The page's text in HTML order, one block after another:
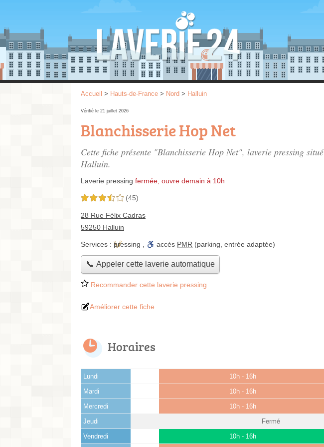
Accueil > Hauts-de-France > Nord > Halluin
Vérifié le 21 juillet 2026
Blanchisserie Hop Net
Cette fiche présente "Blanchisserie Hop Net", laverie pressing situé
Halluin.
Laverie pressing fermée, ouvre demain à 10h
3,5 étoiles sur 5 (45)
28 Rue Félix Cadras
59250 Halluin
Services : pressing accès PMR (parking, entrée adaptée)
📞 Appeler cette laverie automatique
Recommander cette laverie pressing
Améliorer cette fiche
Horaires
Lundi 10h - 16h
Mardi 10h - 16h
Mercredi 10h - 16h
Jeudi Fermé
Vendredi 10h - 16h